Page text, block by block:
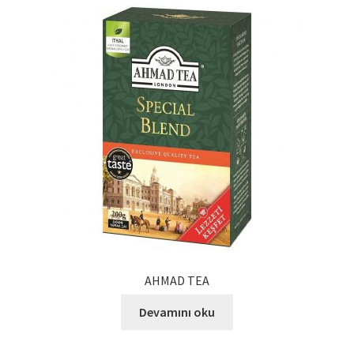
AHMAD TEA
Devamını oku